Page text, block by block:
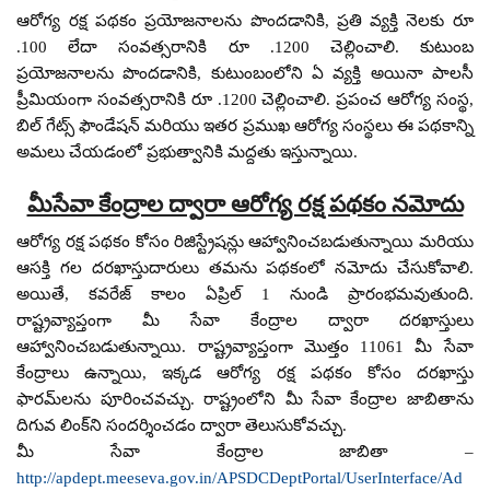
ఆరోగ్య రక్ష పథకం ప్రయోజనాలను పొందడానికి, ప్రతి వ్యక్తి నెలకు రూ
.100 లేదా సంవత్సరానికి రూ .1200 చెల్లించాలి. కుటుంబ
ప్రయోజనాలను పొందడానికి, కుటుంబంలోని ఏ వ్యక్తి అయినా పాలసీ
ప్రీమియంగా సంవత్సరానికి రూ .1200 చెల్లించాలి. ప్రపంచ ఆరోగ్య సంస్థ,
బిల్ గేట్స్ ఫౌండేషన్ మరియు ఇతర ప్రముఖ ఆరోగ్య సంస్థలు ఈ పథకాన్ని
అమలు చేయడంలో ప్రభుత్వానికి మద్దతు ఇస్తున్నాయి.
మీసేవా కేంద్రాల ద్వారా ఆరోగ్య రక్ష పథకం నమోదు
ఆరోగ్య రక్ష పథకం కోసం రిజిస్ట్రేషన్లు ఆహ్వానించబడుతున్నాయి మరియు
ఆసక్తి గల దరఖాస్తుదారులు తమను పథకంలో నమోదు చేసుకోవాలి.
అయితే, కవరేజ్ కాలం ఏప్రిల్ 1 నుండి ప్రారంభమవుతుంది.
రాష్ట్రవ్యాప్తంగా మీ సేవా కేంద్రాల ద్వారా దరఖాస్తులు
ఆహ్వానించబడుతున్నాయి. రాష్ట్రవ్యాప్తంగా మొత్తం 11061 మీ సేవా
కేంద్రాలు ఉన్నాయి, ఇక్కడ ఆరోగ్య రక్ష పథకం కోసం దరఖాస్తు
ఫారమ్‌లను పూరించవచ్చు. రాష్ట్రంలోని మీ సేవా కేంద్రాల జాబితాను
దిగువ లింక్‌ని సందర్శించడం ద్వారా తెలుసుకోవచ్చు.
మీ సేవా కేంద్రాల జాబితా –
http://apdept.meeseva.gov.in/APSDCDeptPortal/UserInterface/Ad